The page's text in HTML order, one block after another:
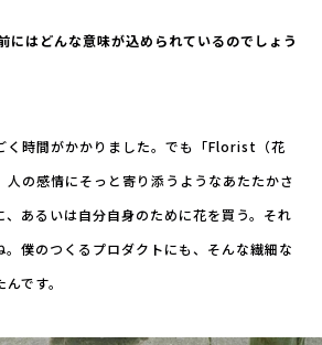
はどんな意味が込められているのでしょう
く時間がかかりました。でも「Florist（花
人の感情にそっと寄り添うようなあたたかさ
あるいは自分自身のために花を買う。それ
。僕のつくるプロダクトにも、そんな繊細な
です。